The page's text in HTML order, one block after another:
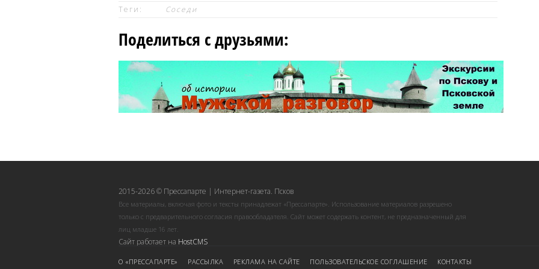
Теги:
Соседи
Поделиться с друзьями:
2015-2026 © Прессапарте | Интернет-газета. Псков
Все материалы, включая фото и тексты принадлежат «Прессапарте». Использование материалов разрешено
только с предварительного согласия правообладателя. Сайт может содержать контент, не предназначенный для
лиц младше 16 лет.
Сайт работает на HostCMS
О «ПРЕССАПАРТЕ» РАССЫЛКА РЕКЛАМА НА САЙТЕ ПОЛЬЗОВАТЕЛЬСКОЕ СОГЛАШЕНИЕ КОНТАКТЫ